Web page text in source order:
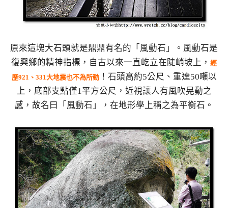
原來這塊大石頭就是鼎鼎有名的「風動石」。風動石是
復興鄉的精神指標，自古以來一直屹立在陡峭坡上， 經
歷921、331大地震也不為所動！石頭高約5公尺、重達50噸以
上，底部支點僅1平方公尺，近視讓人有風吹晃動之
感，故名曰「風動石」，在地形學上稱之為平衡石。